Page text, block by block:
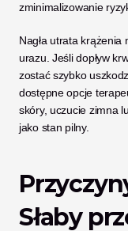
zminimalizowanie
Nagła utrata
urazu. Jeśli dopływ
zostać szybko
dostępne opcje
skóry, uczucie zimna
jako stan pilny.
Słaby